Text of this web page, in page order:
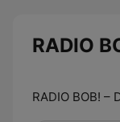
RADIO
RADIO BOB! –